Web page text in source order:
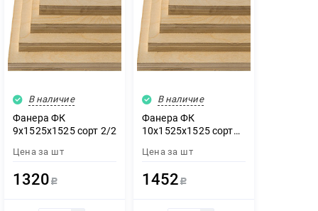
В наличие
Фанера ФК
9х1525х1525 сорт 2/2
Цена за шт
1320 Р
В наличие
Фанера ФК
10х1525х1525 сорт
Цена за шт
1452 Р